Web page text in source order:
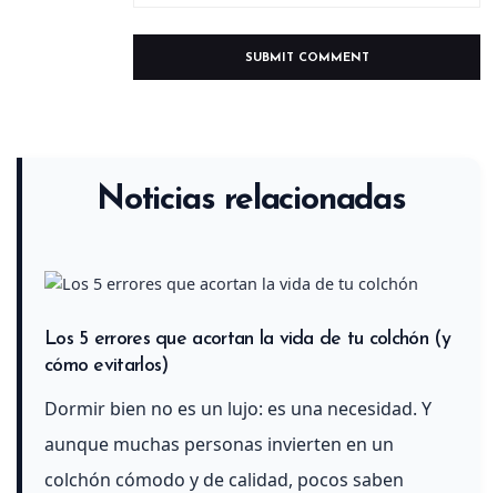
Noticias relacionadas
Los 5 errores que acortan la vida de tu colchón (y
cómo evitarlos)
Dormir bien no es un lujo: es una necesidad. Y
aunque muchas personas invierten en un
colchón cómodo y de calidad, pocos saben